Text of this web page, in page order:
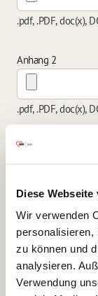
Diese
Wir verwenden
personalisieren,
zu können und
analysieren.
Verwendung
.pdf, .PDF, doc(x),
Anhang 2
.pdf, .PDF, doc(x),
Anhang 3
.pdf, .PDF, doc(x),
Anhang 4
.pdf, .PDF, doc(x),